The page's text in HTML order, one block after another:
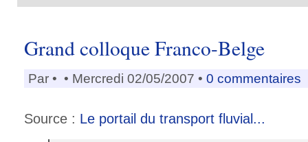
Grand colloque Franco-Belge
Par • • Mercredi 02/05/2007 • 0 commentaires
Source : Le portail du transport fluvial...